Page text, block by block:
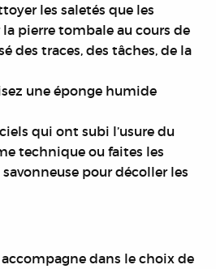
les saletés que les
pierre tombale au cours de
des traces, des tâches, de la
une éponge humide
qui ont subi l’usure du
technique ou faites les
pour décoller les
dans le choix de